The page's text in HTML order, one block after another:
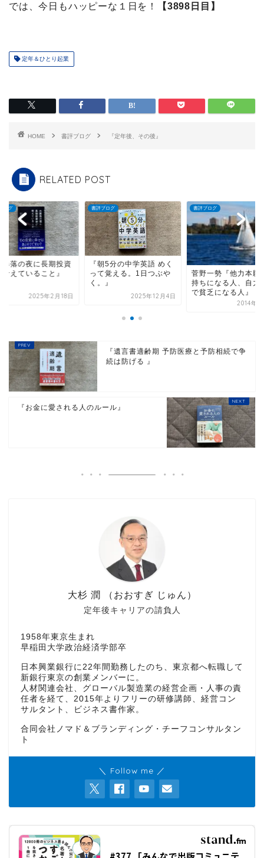
では、今日もハッピーな１日を！ 【3898日目】
定年＆ひとり起業
HOME 書評ブログ 『定年後、その後』
RELATED POST
ログ
5分の中学英語 めく
覚える。1日つぶや
2025年12月4日
書評ブログ
菅野一勢『他力本願で金
持ちになる人、自力本願
で貧乏になる人』（kk...
書評ブログ
『大暴落の夜に長期
家が考えていること
2025年2
『遺言書適齢期 予防医療と予防相続で争
続は防げる 』
『お金に愛される人のルール』
定年後キャリアの請負人
大杉 潤 （おおすぎ じゅん）
1958年東京生まれ
早稲田大学政治経済学部卒
日本興業銀行に22年間勤務したのち、東京都へ転職して
新銀行東京の創業メンバーに。
人材関連会社、グローバル製造業の経営企画・人事の責
任者を経て、2015年よりフリーの研修講師、経営コン
サルタント、ビジネス書作家。
合同会社ノマド＆ブランディング・チーフコンサルタン
ト
＼ Follow me ／